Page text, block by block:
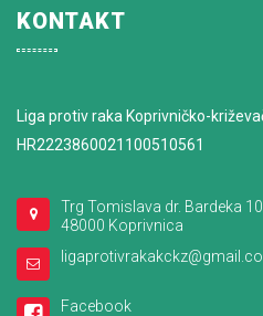
KONTAKT
Liga protiv raka Koprivničko-
HR2223860021100510561
Trg Tomislava dr. Bardeka
48000 Koprivnica
Facebook